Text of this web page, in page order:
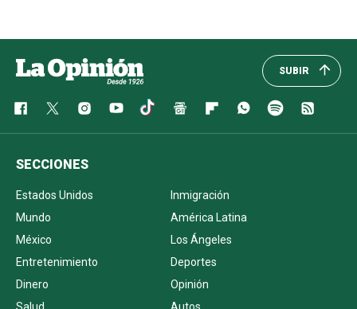
SUBIR
SECCIONES
Estados Unidos
Inmigración
Mundo
América Latina
México
Los Ángeles
Entretenimiento
Deportes
Dinero
Opinión